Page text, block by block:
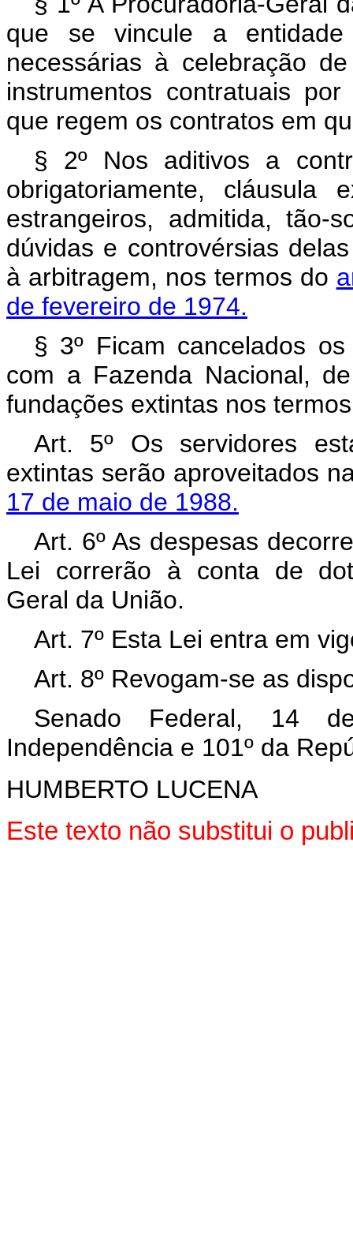
que se vincule a entidade
necessárias à celebração
instrumentos contratuais
que regem os contratos em
§ 2º Nos aditivos a
obrigatoriamente, cláusula
estrangeiros, admitida, tão-
dúvidas e controvérsias
à arbitragem, nos termos do
de fevereiro de 1974.
§ 3º Ficam cancelados
com a Fazenda Nacional,
fundações extintas nos
Art. 5º Os servidores
extintas serão aproveitados
17 de maio de 1988.
Art. 6º As despesas
Lei correrão à conta de
Geral da União.
Art. 7º Esta Lei entra em
Art. 8º Revogam-se as
Senado Federal, 14
Independência e 101º da
HUMBERTO LUCENA
Este texto não substitui o